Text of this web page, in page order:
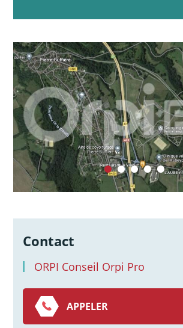
Contact
ORPI Conseil Orpi Pro
APPELER